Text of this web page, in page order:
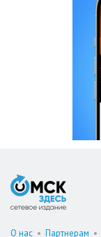
О нас • Партнерам •